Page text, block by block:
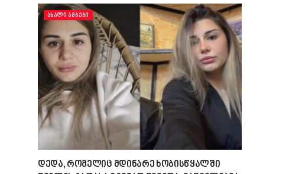
ᲐᲮᲐᲚᲘ ᲐᲛᲑᲔᲑᲘ
დედა, რომელიც მდინარე ხობისწყალში